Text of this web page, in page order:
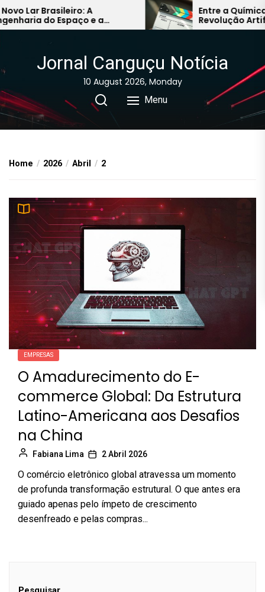
Skip
to
Lar Brasileiro: A
do Espaço e a
do Conforto na Próxima
Entre a Química
Revolução
Caminhos do
Jornal Canguçu Notícia
10 August 2026, Monday
Menu
Home 2026 Abril 2
EMPRESAS
O Amadurecimento do E-
commerce Global: Da Estrutura
Latino-Americana aos Desafios
na China
Fabiana Lima 2 Abril 2026
O comércio eletrônico global atravessa um momento
de profunda transformação estrutural. O que antes era
guiado apenas pelo ímpeto de crescimento
desenfreado e pelas compras...